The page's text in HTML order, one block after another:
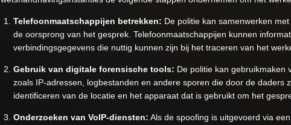
Telefoonmaatschappijen betrekken: De politie kan samenwerken
de oorsprong van het gesprek. Telefoonmaatschappijen kunnen
verbindingsgegevens die nuttig kunnen zijn bij het traceren van het
Gebruik van digitale forensische tools: De politie kan gebruikmaken
zoals IP-adressen, logbestanden en andere sporen die door de daders
identificeren van de locatie en het apparaat dat is gebruikt om het
Onderzoeken van VoIP-diensten: Als de spoofing is uitgevoerd via